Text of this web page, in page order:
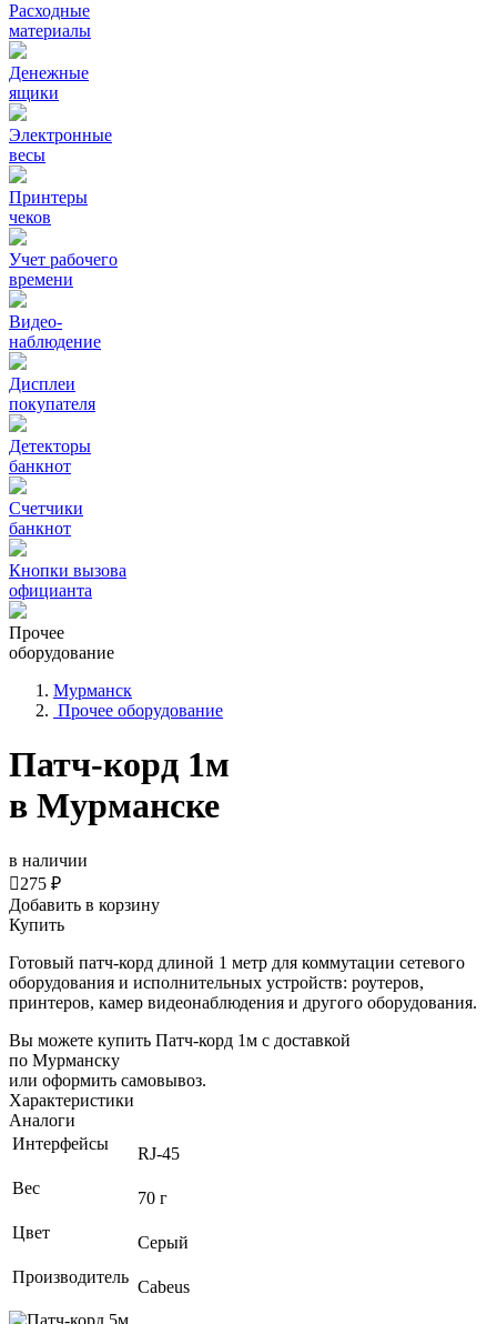
Расходные
материалы
Денежные
ящики
Электронные
весы
Принтеры
чеков
Учет рабочего
времени
Видео‑
наблюдение
Дисплеи
покупателя
Детекторы
банкнот
Счетчики
банкнот
Кнопки вызова
официанта
Прочее
оборудование
Мурманск
Прочее оборудование
Патч-корд 1м
в Мурманске
в наличии
275 ₽
Добавить в корзину
Купить
Готовый патч-корд длиной 1 метр для коммутации сетевого
оборудования и исполнительных устройств: роутеров,
принтеров, камер видеонаблюдения и другого оборудования.
Вы можете купить Патч-корд 1м с доставкой
по Мурманску
или оформить самовывоз.
Характеристики
Аналоги
Интерфейсы
RJ-45
Вес
70 г
Цвет
Серый
Производитель
Cabeus